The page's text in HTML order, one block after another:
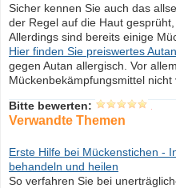
Sicher kennen Sie auch das
der Regel auf die Haut
Allerdings sind bereits einige
Hier finden Sie preiswertes Autan
gegen Autan allergisch. Vor
Mückenbekämpfungsmittel nicht
Bitte bewerten:
Verwandte Themen
Erste Hilfe bei Mückenstichen -
behandeln und heilen
So verfahren Sie bei